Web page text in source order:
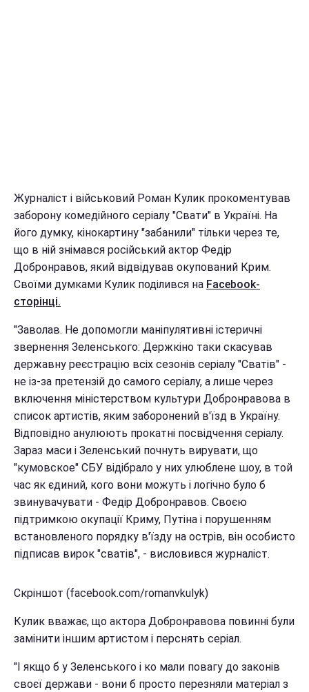
Журналіст і військовий Роман Кулик прокоментував
заборону комедійного серіалу "Свати" в Україні. На
його думку, кінокартину "забанили" тільки через те,
що в ній знімався російський актор Федір
Добронравов, який відвідував окупований Крим.
Своїми думками Кулик поділився на Facebook-
сторінці.
"Заволав. Не допомогли маніпулятивні істеричні
звернення Зеленського: Держкіно таки скасував
державну реєстрацію всіх сезонів серіалу "Сватів" -
не із-за претензій до самого серіалу, а лише через
включення міністерством культури Добронравова в
список артистів, яким заборонений в'їзд в Україну.
Відповідно анулюють прокатні посвідчення серіалу.
Зараз маси і Зеленський почнуть вирувати, що
"кумовское" СБУ відібрало у них улюблене шоу, в той
час як єдиний, кого вони можуть і логічно було б
звинувачувати - Федір Добронравов. Своєю
підтримкою окупації Криму, Путіна і порушенням
встановленого порядку в'їзду на острів, він особисто
підписав вирок "сватів", - висловився журналіст.
Скріншот (facebook.com/romanvkulyk)
Кулик вважає, що актора Добронравова повинні були
замінити іншим артистом і перснять серіал.
"І якщо б у Зеленського і ко мали повагу до законів
своєї держави - вони б просто перезняли матеріал з